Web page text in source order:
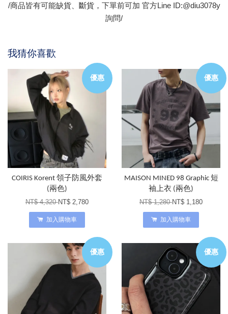
/商品皆有可能缺貨、斷貨，下單前可加 官方Line ID:@diu3078y
詢問/
我猜你喜歡
優惠
COIRIS Korent 領子防風外套
(兩色)
NT$ 4,320NT$ 2,780
加入購物車
優惠
MAISON MINED 98 Graphic 短
袖上衣 (兩色)
NT$ 1,280NT$ 1,180
加入購物車
優惠 優惠